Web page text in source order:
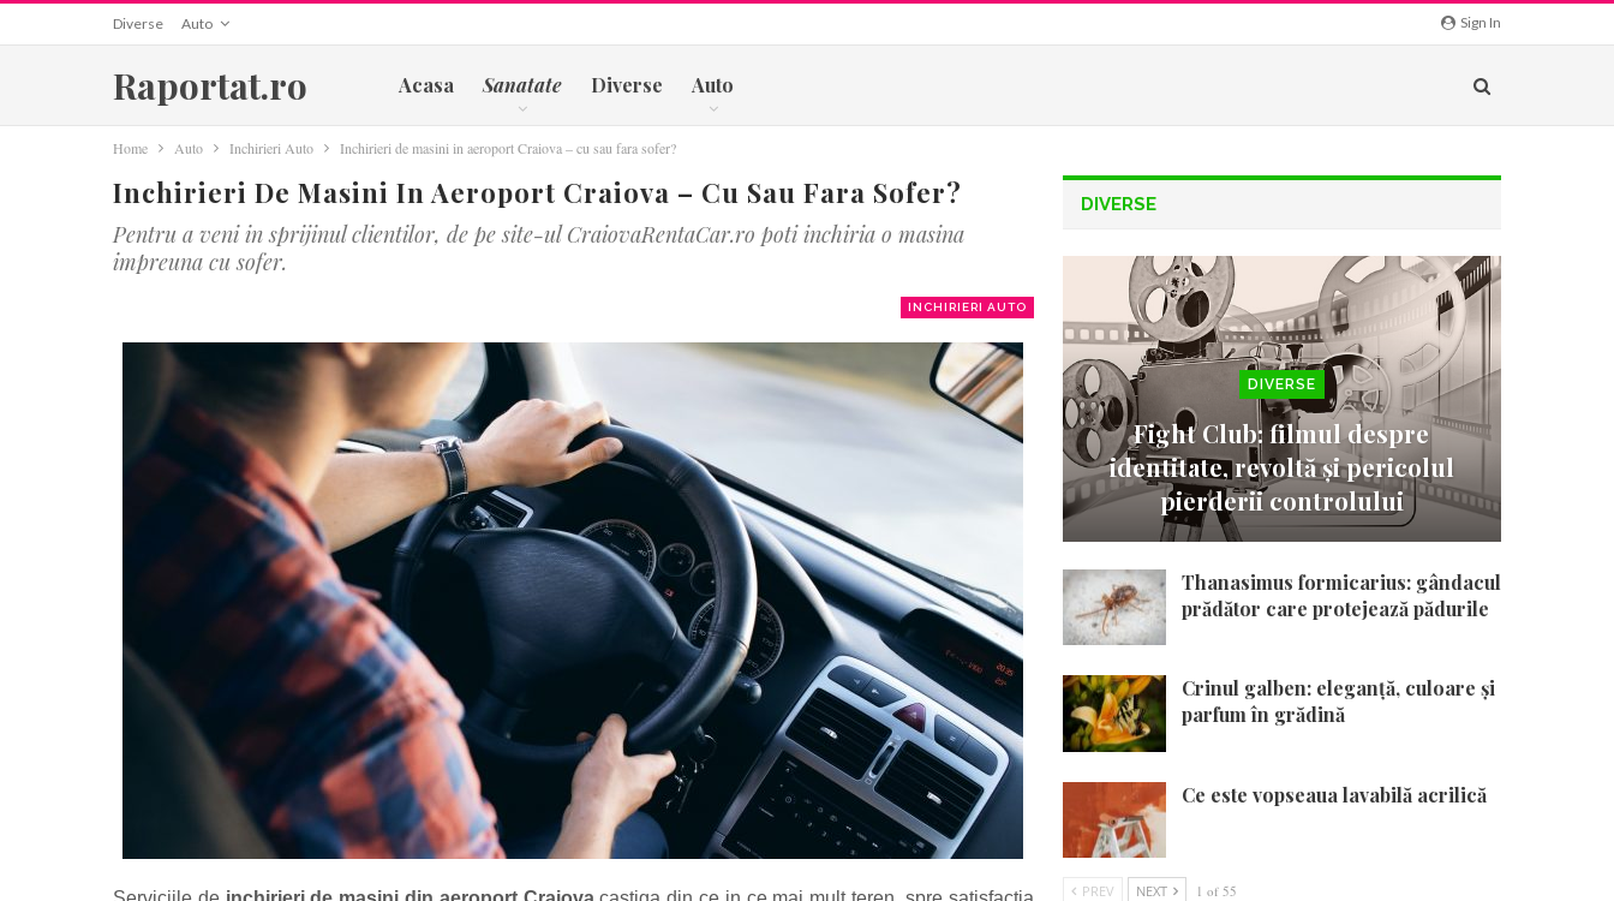
Sign In
Diverse Auto
Raportat.ro Acasa Sanatate Diverse Auto
Home Auto Inchirieri Auto Inchirieri de masini in aeroport Craiova – cu sau fara sofer?
Inchirieri De Masini In Aeroport Craiova – Cu Sau Fara Sofer?
Pentru a veni in sprijinul clientilor, de pe site-ul CraiovaRentaCar.ro poti inchiria o masina
impreuna cu sofer.
INCHIRIERI AUTO
DIVERSE
DIVERSE
Fight Club: filmul despre
identitate, revoltă și pericolul
pierderii controlului
Thanasimus formicarius: gândacul
prădător care protejează pădurile
Crinul galben: eleganță, culoare și
parfum în grădină
Ce este vopseaua lavabilă acrilică
PREV NEXT 1 of 55